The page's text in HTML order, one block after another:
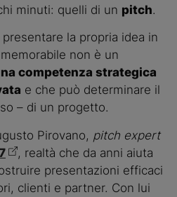
minuti: quelli di un pitch.
la propria idea in
non è un
competenza strategica
e che può determinare il
– di un progetto.
Pirovano, pitch expert
, realtà che da anni aiuta
presentazioni efficaci
clienti e partner. Con lui